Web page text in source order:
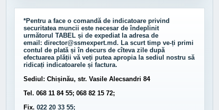
*Pentru a face o comandă de indicatoare privind
securitatea muncii este necesar de îndeplinit
următorul TABEL și de expediat la adresa de
email: director@ssmexpert.md. La scurt timp ve-ți primi
contul de plată și în decurs de cîteva zile după
efectuarea plății vă veți putea apropia la sediul nostru să
ridicați indicatoarele și factura.
Sediul: Chișinău, str. Vasile Alecsandri 84
Tel. 068 11 84 55; 068 82 15 72;
Fix. 022 20 33 55;